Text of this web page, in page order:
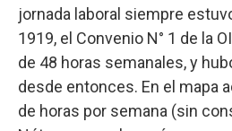
jornada laboral siempre
1919, el Convenio N° 1 de la
de 48 horas semanales, y
desde entonces. En el mapa
de horas por semana (sin